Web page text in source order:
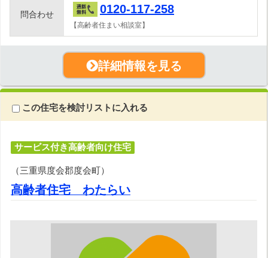
問合わせ 0120-117-258
【高齢者住まい相談室】
詳細情報を見る
この住宅を検討リストに入れる
サービス付き高齢者向け住宅
（三重県度会郡度会町）
高齢者住宅 わたらい